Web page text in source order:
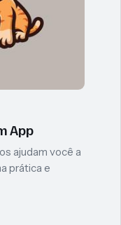
App
ajudam você a
prática e